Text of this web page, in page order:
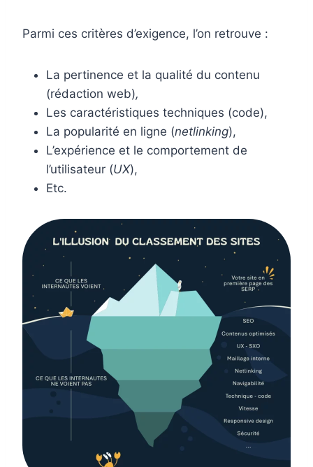
Parmi ces critères d’exigence, l’on retrouve :
La pertinence et la qualité du contenu
(rédaction web),
Les caractéristiques techniques (code),
La popularité en ligne (netlinking),
L’expérience et le comportement de
l’utilisateur (UX),
Etc.